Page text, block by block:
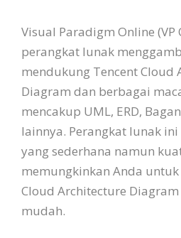
Visual Paradigm Online (VP
perangkat lunak
mendukung Tencent Cloud
Diagram dan berbagai
mencakup UML, ERD,
lainnya. Perangkat lunak
yang sederhana namun
memungkinkan Anda
Cloud Architecture
mudah.